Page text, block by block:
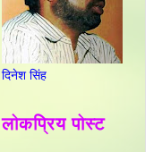
दिनेश सिंह
लोकप्रिय पोस्ट